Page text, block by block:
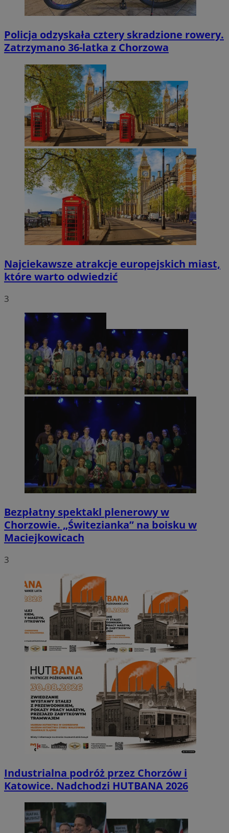
Policja odzyskała cztery skradzione rowery.
Zatrzymano 36-latka z Chorzowa
Najciekawsze atrakcje europejskich miast,
które warto odwiedzić
3
Bezpłatny spektakl plenerowy w
Chorzowie. „Świtezianka” na boisku w
Maciejkowicach
3
Industrialna podróż przez Chorzów i
Katowice. Nadchodzi HUTBANA 2026